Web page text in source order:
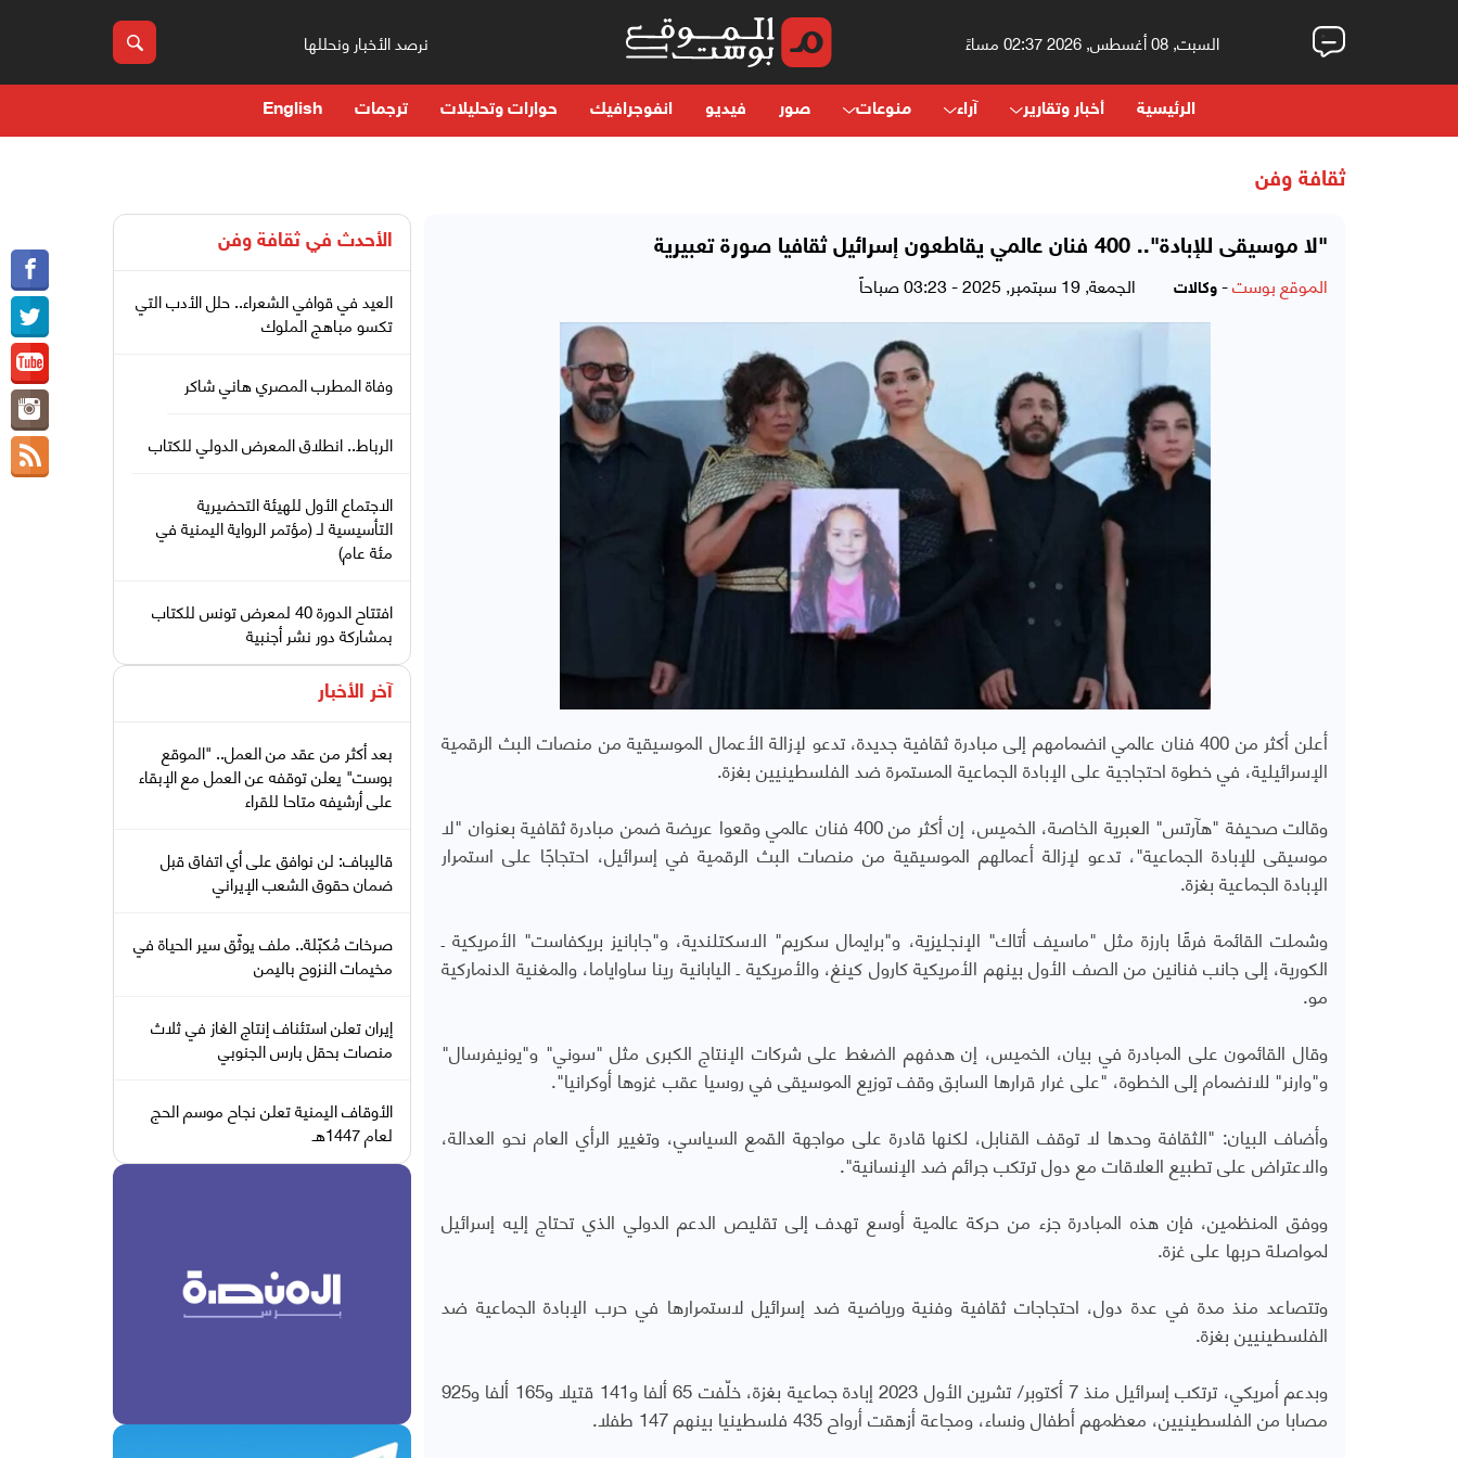
السبت, 08 أغسطس, 2026 02:37 مساءً نرصد الأخبار ونحللها
الرئيسية أخبار وتقارير آراء منوعات صور فيديو انفوجرافيك حوارات وتحليلات ترجمات English
ثقافة وفن
"لا موسيقى للإبادة".. 400 فنان عالمي يقاطعون إسرائيل ثقافيا صورة تعبيرية
الموقع بوست- وكالات الجمعة, 19 سبتمبر, 2025 - 03:23 صباحاً
أعلن أكثر من 400 فنان عالمي انضمامهم إلى مبادرة ثقافية جديدة، تدعو لإزالة الأعمال الموسيقية من منصات البث الرقمية
الإسرائيلية، في خطوة احتجاجية على الإبادة الجماعية المستمرة ضد الفلسطينيين بغزة.
وقالت صحيفة "هآرتس" العبرية الخاصة، الخميس، إن أكثر من 400 فنان عالمي وقعوا عريضة ضمن مبادرة ثقافية بعنوان "لا
موسيقى للإبادة الجماعية"، تدعو لإزالة أعمالهم الموسيقية من منصات البث الرقمية في إسرائيل، احتجاجًا على استمرار
الإبادة الجماعية بغزة.
وشملت القائمة فرقًا بارزة مثل "ماسيف أتاك" الإنجليزية، و"برايمال سكريم" الاسكتلندية، و"جابانيز بريكفاست" الأمريكية ـ
الكورية، إلى جانب فنانين من الصف الأول بينهم الأمريكية كارول كينغ، والأمريكية ـ اليابانية رينا ساواياما، والمغنية الدنماركية
مو.
وقال القائمون على المبادرة في بيان، الخميس، إن هدفهم الضغط على شركات الإنتاج الكبرى مثل "سوني" و"يونيفرسال"
و"وارنر" للانضمام إلى الخطوة، "على غرار قرارها السابق وقف توزيع الموسيقى في روسيا عقب غزوها أوكرانيا".
وأضاف البيان: "الثقافة وحدها لا توقف القنابل، لكنها قادرة على مواجهة القمع السياسي، وتغيير الرأي العام نحو العدالة،
والاعتراض على تطبيع العلاقات مع دول ترتكب جرائم ضد الإنسانية".
ووفق المنظمين، فإن هذه المبادرة جزء من حركة عالمية أوسع تهدف إلى تقليص الدعم الدولي الذي تحتاج إليه إسرائيل
لمواصلة حربها على غزة.
وتتصاعد منذ مدة في عدة دول، احتجاجات ثقافية وفنية ورياضية ضد إسرائيل لاستمرارها في حرب الإبادة الجماعية ضد
الفلسطينيين بغزة.
وبدعم أمريكي، ترتكب إسرائيل منذ 7 أكتوبر/ تشرين الأول 2023 إبادة جماعية بغزة، خلّفت 65 ألفا و141 قتيلا و165 ألفا و925
مصابا من الفلسطينيين، معظمهم أطفال ونساء، ومجاعة أزهقت أرواح 435 فلسطينيا بينهم 147 طفلا.
الأحدث في ثقافة وفن
العيد في قوافي الشعراء.. حلل الأدب التي
تكسو مباهج الملوك
وفاة المطرب المصري هاني شاكر
الرباط.. انطلاق المعرض الدولي للكتاب
الاجتماع الأول للهيئة التحضيرية
التأسيسية لـ (مؤتمر الرواية اليمنية في
مئة عام)
افتتاح الدورة 40 لمعرض تونس للكتاب
بمشاركة دور نشر أجنبية
آخر الأخبار
بعد أكثر من عقد من العمل.. "الموقع
بوست" يعلن توقفه عن العمل مع الإبقاء
على أرشيفه متاحا للقراء
قاليباف: لن نوافق على أي اتفاق قبل
ضمان حقوق الشعب الإيراني
صرخات مُكبّلة.. ملف يوثّق سير الحياة في
مخيمات النزوح باليمن
إيران تعلن استئناف إنتاج الغاز في ثلاث
منصات بحقل بارس الجنوبي
الأوقاف اليمنية تعلن نجاح موسم الحج
لعام 1447هـ